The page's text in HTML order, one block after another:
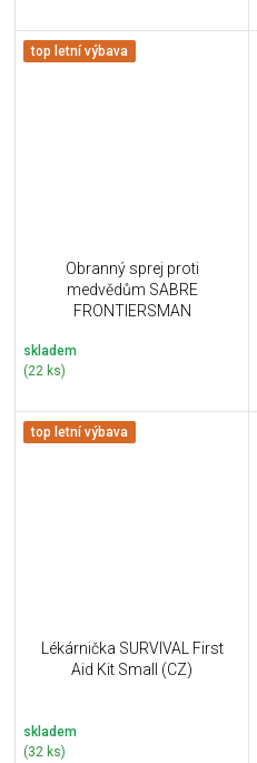
top letní výbava
Obranný sprej proti
medvědům SABRE
FRONTIERSMAN
skladem
(22 ks)
top letní výbava
Lékárnička SURVIVAL First
Aid Kit Small (CZ)
skladem
(32 ks)